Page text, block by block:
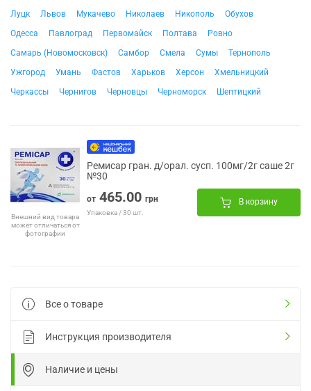
Луцк
Львов Мукачево Николаев Никополь
Обухов
Одесса
Павлоград Первомайск Полтава
Ровно
Самарь (Новомосковск)
Самбор Смела Сумы
Тернополь
Ужгород
Умань Фастов Харьков Херсон
Хмельницкий
Черкассы
Чернигов Черновцы Черноморск Шептицкий
Внешний вид товара
может отличаться от
фотографии
Ремисар гран. д/орал. сусп. 100мг/2г саше 2г
№30
от 465.00 грн
Упаковка / 30 шт.
В корзину
Все о товаре
Инструкция производителя
Наличие и цены